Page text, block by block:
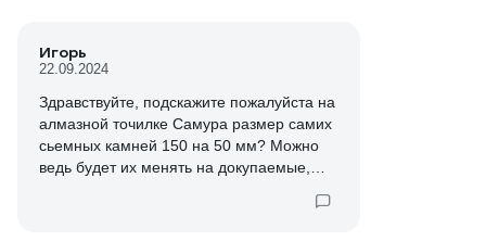
Игорь
22.09.2024
Здравствуйте, подскажите пожалуйста на
алмазной точилке Самура размер самих
сьемных камней 150 на 50 мм? Можно
ведь будет их менять на докупаемые,